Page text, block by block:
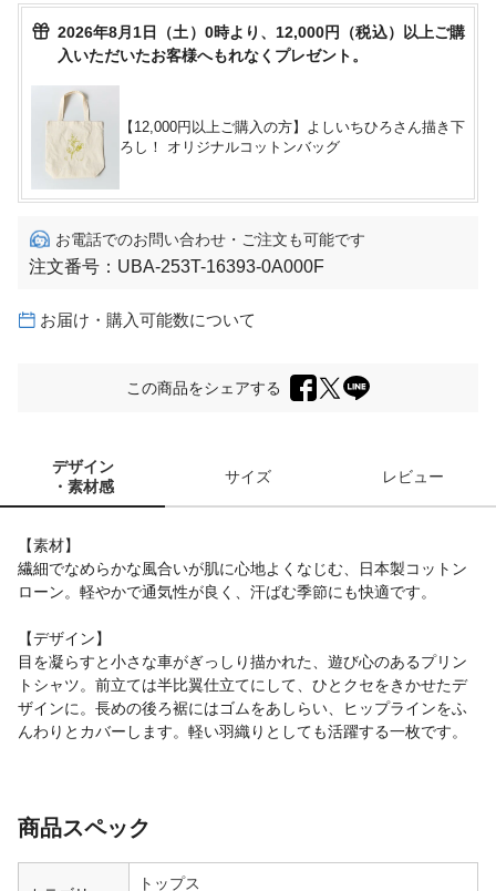
2026年8月1日（土）0時より、12,000円（税込）以上ご購
入いただいたお客様へもれなくプレゼント。
【12,000円以上ご購入の方】よしいちひろさん描き下
ろし！ オリジナルコットンバッグ
お電話でのお問い合わせ・ご注文も可能です
注文番号： UBA-253T-16393-0A000F
お届け・購入可能数について
この商品をシェアする
デザイン
・素材感
サイズ レビュー
【素材】
繊細でなめらかな風合いが肌に心地よくなじむ、日本製コットン
ローン。軽やかで通気性が良く、汗ばむ季節にも快適です。
【デザイン】
目を凝らすと小さな車がぎっしり描かれた、遊び心のあるプリン
トシャツ。前立ては半比翼仕立てにして、ひとクセをきかせたデ
ザインに。長めの後ろ裾にはゴムをあしらい、ヒップラインをふ
んわりとカバーします。軽い羽織りとしても活躍する一枚です。
商品スペック
トップス